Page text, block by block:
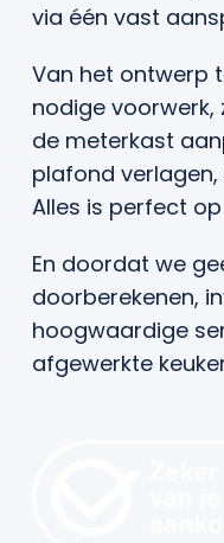
via één vast
Van het ontwerp
nodige voorwerk,
de meterkast
plafond
Alles is perfect
En doordat we
doorberekenen,
hoogwaardige
afgewerkte